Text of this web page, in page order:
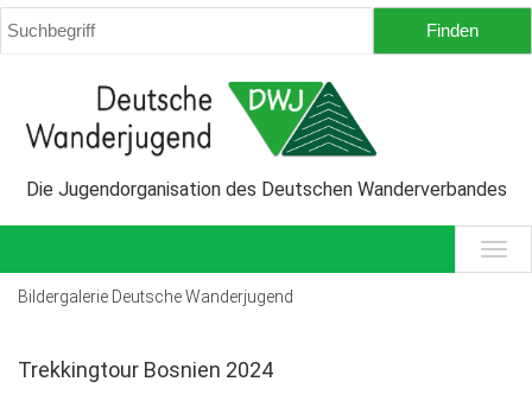
Die Jugendorganisation des Deutschen Wanderverbandes
Bildergalerie Deutsche Wanderjugend
Trekkingtour Bosnien 2024